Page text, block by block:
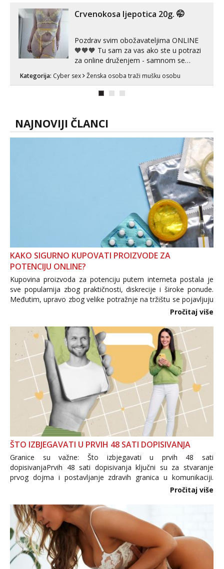
Crvenokosa ljepotica 20g. 🤭
Pozdrav svim obožavateljima ONLINE
🧡🧡🧡 Tu sam za vas ako ste u potrazi
za online druženjem - samnom se
možete zabaviti preko videopoziva, ili
ako vam nisam dovoljna radim i u paru i
trojci s kolegicama, svaka je drugačija
Kategorija: Cyber sex Ženska osoba traži mušku osobu
NAJNOVIJI ČLANCI
KAKO SIGURNO KUPOVATI PROIZVODE ZA
POTENCIJU ONLINE?
Kupovina proizvoda za potenciju putem interneta postala je
sve popularnija zbog praktičnosti, diskrecije i široke ponude.
Međutim, upravo zbog velike potražnje na tržištu se pojavljuju
i brojni krivotvoreni proizvodi, nepouzdane internetske
Pročitaj više
ŠTO IZBJEGAVATI U PRVIH 48 SATI DOPISIVANJA
Granice su važne: Što izbjegavati u prvih 48 sati
dopisivanjaPrvih 48 sati dopisivanja ključni su za stvaranje
prvog dojma i postavljanje zdravih granica u komunikaciji.
Važno je izbjeći prebrzo otkrivanje osobnih ili intimnih
informacija, jer nepoznata osoba još nije zaslužila to
povjerenje. Takođe...
Pročitaj više